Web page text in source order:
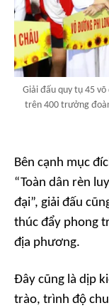
Giải đấu quy tụ 45
trên 400 trưởng
Bên cạnh mục
“Toàn dân rèn
đại”, giải đấu
thúc đẩy phong
địa phương.
Đây cũng là dịp
trào, trình độ